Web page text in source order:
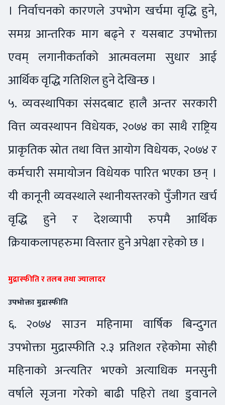
। निर्वाचनको कारणले उपभोग खर्चमा वृद्धि हुने,
समग्र आन्तरिक माग बढ्ने र यसबाट उपभोक्ता
एवम् लगानीकर्ताको आत्मवलमा सुधार आई
आर्थिक वृद्धि गतिशिल हुने देखिन्छ ।
५. व्यवस्थापिका संसदबाट हालै अन्तर सरकारी
वित्त व्यवस्थापन विधेयक, २०७४ का साथै राष्ट्रिय
प्राकृतिक स्रोत तथा वित्त आयोग विधेयक, २०७४ र
कर्मचारी समायोजन विधेयक पारित भएका छन् ।
यी कानूनी व्यवस्थाले स्थानीयस्तरको पुँजीगत खर्च
वृद्धि हुने र देशव्यापी रुपमै आर्थिक
क्रियाकलापहरुमा विस्तार हुने अपेक्षा रहेको छ ।
मुद्रास्फीति र तलब तथा ज्यालादर
उपभोक्ता मुद्रास्फीति
६. २०७४ साउन महिनामा वार्षिक बिन्दुगत
उपभोक्ता मुद्रास्फीति २.३ प्रतिशत रहेकोमा सोही
महिनाको अन्त्यतिर भएको अत्याधिक मनसुनी
वर्षाले सृजना गरेको बाढी पहिरो तथा डुवानले